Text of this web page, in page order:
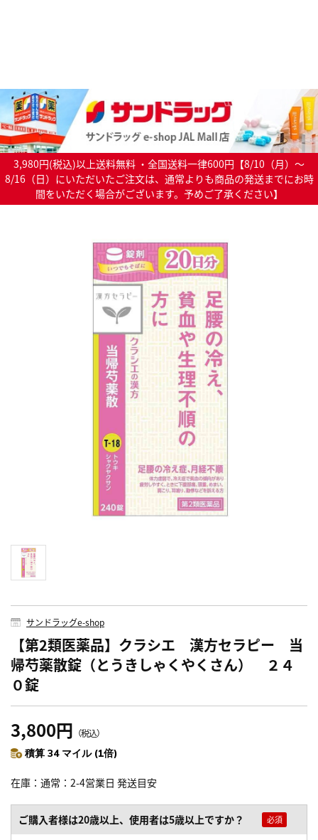
3,980円(税込)以上送料無料 ・全国送料一律600円【8/10（月）～
8/16（日）にいただいたご注文は、通常よりも商品の発送までにお時
間をいただく場合がございます。予めご了承ください】
サンドラッグe-shop
【第2類医薬品】クラシエ 漢方セラピー 当
帰芍薬散錠（とうきしゃくやくさん） ２４
０錠
3,800円 （税込）
積算 34 マイル (1倍)
在庫 通常：2-4営業日 発送目安
ご購入者様は20歳以上、使用者は5歳以上ですか？